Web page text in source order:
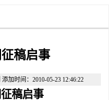
稿启事
加时间：2010-05-23 12:46:22
稿启事